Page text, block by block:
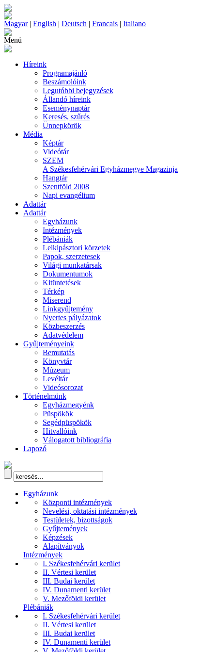
Magyar| English | Deutsch | Francais | Italiano
Menü
Híreink
Programajánló
Beszámolóink
Legutóbbi bejegyzések
Állandó híreink
Eseménynaptár
Keresés, szűrés
Ünnepkörök
Média
Képtár
Videótár
SZEM
A Székesfehérvári Egyházmegye Magazinja
Hangtár
Szentföld 2008
Napi evangélium
Adattár
Adattár
Egyházunk
Intézmények
Plébániák
Lelkipásztori körzetek
Papok, szerzetesek
Világi munkatársak
Dokumentumok
Kitüntetések
Térkép
Miserend
Linkgyűjtemény
Nyertes pályázatok
Közbeszerzés
Adatvédelem
Gyűjteményeink
Bemutatás
Könyvtár
Múzeum
Levéltár
Videósorozat
Történelmünk
Egyházmegyénk
Püspökök
Segédpüspökök
Hitvallóink
Válogatott bibliográfia
Lapozó
Egyházunk
Központi intézmények
Nevelési, oktatási intézmények
Testületek, bizottságok
Gyűjtemények
Képzések
Alapítványok
Intézmények
I. Székesfehérvári kerület
II. Vértesi kerület
III. Budai kerület
IV. Dunamenti kerület
V. Mezőföldi kerület
Plébániák
I. Székesfehérvári kerület
II. Vértesi kerület
III. Budai kerület
IV. Dunamenti kerület